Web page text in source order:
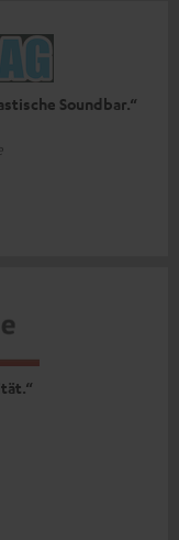
Soundbar.“